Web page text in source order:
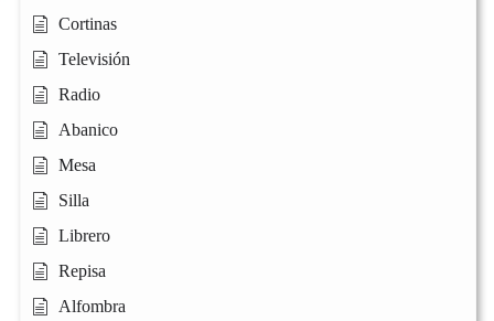
Cortinas
Televisión
Radio
Abanico
Mesa
Silla
Librero
Repisa
Alfombra